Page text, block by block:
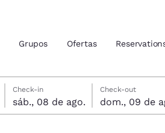
atuais
Grupos Ofertas
sábado, 8 de agosto
Check-in
sáb., 08 de ago.
domingo, 9 de agosto
Check-out
dom., 09 de
domingo, 9 de agosto data de check-
sábado, 8 de agosto data do check-in